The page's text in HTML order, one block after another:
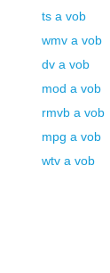
ts a vob
wmv a vob
dv a vob
mod a vob
rmvb a vob
mpg a vob
wtv a vob